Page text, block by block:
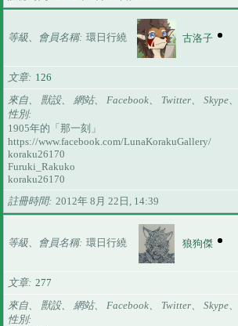
等級、會員名稱 環日行繞 古洛子
文章
126
來自、 獸設、 網站、 Facebook、 Twitter、 Skype
性別
1905年的「那一刻」
https://www.facebook.com/LunaKorakuGallery/
koraku26170
Furuki_Rakuko
koraku26170
註冊時間
2012年 8月 22日, 14:39
等級、會員名稱 環日行繞 狼狗傑
文章 277
來自、 獸設、 網站、 Facebook、 Twitter、 Skype
性別